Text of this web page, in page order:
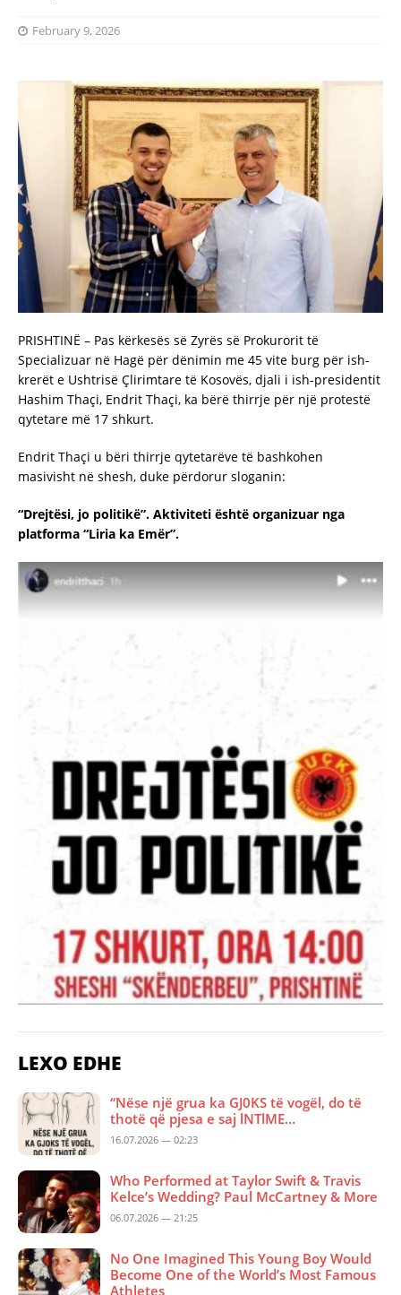
February 9, 2026
PRISHTINË – Pas kërkesës së Zyrës së Prokurorit të
Specializuar në Hagë për dënimin me 45 vite burg për ish-
krerët e Ushtrisë Çlirimtare të Kosovës, djali i ish-presidentit
Hashim Thaçi, Endrit Thaçi, ka bërë thirrje për një protestë
qytetare më 17 shkurt.
Endrit Thaçi u bëri thirrje qytetarëve të bashkohen
masivisht në shesh, duke përdorur sloganin:
“Drejtësi, jo politikë”. Aktiviteti është organizuar nga
platforma “Liria ka Emër”.
LEXO EDHE
“Nëse një grua ka GJ0KS të vogël, do të
thotë që pjesa e saj lNTlME…
16.07.2026 — 02:23
Who Performed at Taylor Swift & Travis
Kelce’s Wedding? Paul McCartney & More
06.07.2026 — 21:25
No One Imagined This Young Boy Would
Become One of the World’s Most Famous
Athletes